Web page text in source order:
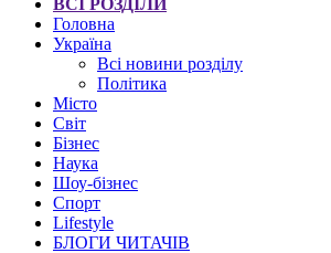
ВСІ РОЗДІЛИ
Головна
Україна
Всі новини розділу
Політика
Місто
Світ
Бізнес
Наука
Шоу-бізнес
Спорт
Lifestyle
БЛОГИ ЧИТАЧІВ